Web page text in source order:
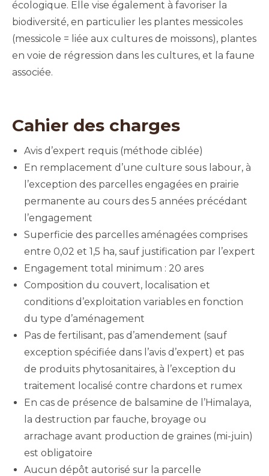
écologique. Elle vise également à favoriser la
biodiversité, en particulier les plantes messicoles
(messicole = liée aux cultures de moissons), plantes
en voie de régression dans les cultures, et la faune
associée.
Cahier des charges
Avis d’expert requis (méthode ciblée)
En remplacement d’une culture sous labour, à
l’exception des parcelles engagées en prairie
permanente au cours des 5 années précédant
l’engagement
Superficie des parcelles aménagées comprises
entre 0,02 et 1,5 ha, sauf justification par l’expert
Engagement total minimum : 20 ares
Composition du couvert, localisation et
conditions d’exploitation variables en fonction
du type d’aménagement
Pas de fertilisant, pas d’amendement (sauf
exception spécifiée dans l’avis d’expert) et pas
de produits phytosanitaires, à l’exception du
traitement localisé contre chardons et rumex
En cas de présence de balsamine de l’Himalaya,
la destruction par fauche, broyage ou
arrachage avant production de graines (mi-juin)
est obligatoire
Aucun dépôt autorisé sur la parcelle